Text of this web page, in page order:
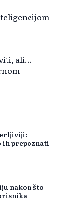
ali...
ih prepoznati
nakon što